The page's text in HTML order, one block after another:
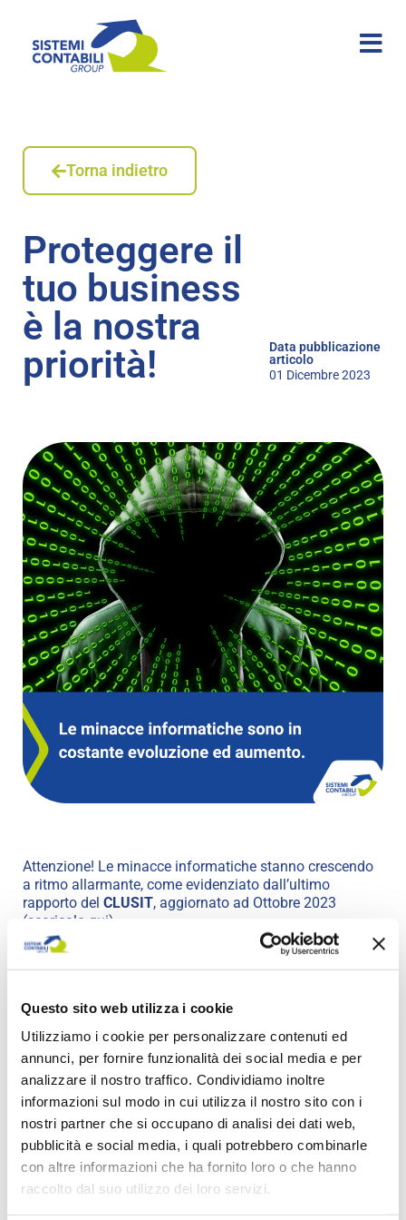
Questo sito web utilizza i cookie
Utilizziamo i cookie per personalizzare contenuti ed
annunci, per fornire funzionalità dei social media e per
analizzare il nostro traffico. Condividiamo inoltre
informazioni sul modo in cui utilizza il nostro sito con i
nostri partner che si occupano di analisi dei dati web,
pubblicità e social media, i quali potrebbero combinarle
con altre informazioni che ha fornito loro o che hanno
raccolto dal suo utilizzo dei loro servizi.
Torna indietro
Proteggere il
tuo business
è la nostra
priorità!
Data pubblicazione
articolo
01 Dicembre 2023
Attenzione! Le minacce informatiche stanno crescendo
a ritmo allarmante, come evidenziato dall’ultimo
rapporto del CLUSIT, aggiornato ad Ottobre 2023
(scaricalo qui).
Confrontando il numero di attacchi rilevati nel primo
semestre 2018 con quelli del 2023 la crescita è stata
Nello stesso periodo la media mensile di incident gravi è
Il dato più allarmante però è che anche i danni
procurati sono stati maggiori, segno che nel frattempo
Il Gruppo Sistemi Contabili è qui per aiutare la tua
azienda: offriamo soluzioni complete, dal servizio
antimalware alla gestione delle posta elettronica, server
iper-convergenti e molto altro. La tua sicurezza è la
nostra missione.